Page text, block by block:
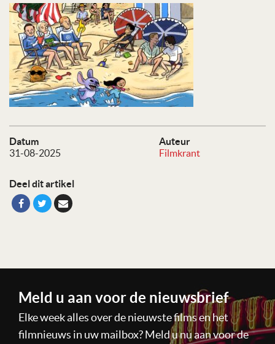
Datum
31-08-2025
Auteur
Filmkrant
Deel dit artikel
Meld u aan voor de nieuwsbrief
Elke week alles over de nieuwste films en het
filmnieuws in uw mailbox? Meld u nu aan voor de